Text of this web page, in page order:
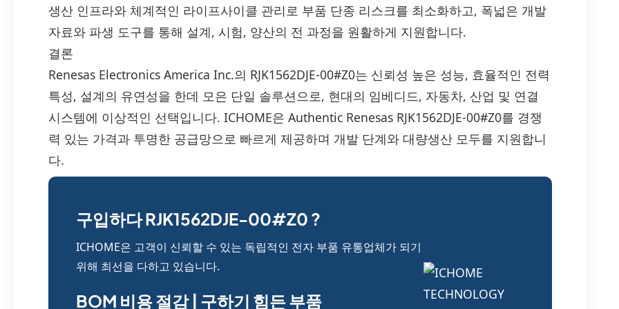
생산 인프라와 체계적인 라이프사이클 관리로 부품 단종 리스크를 최소화하고, 폭넓은 개발
자료와 파생 도구를 통해 설계, 시험, 양산의 전 과정을 원활하게 지원합니다.
결론
Renesas Electronics America Inc.의 RJK1562DJE-00#Z0는 신뢰성 높은 성능, 효율적인 전력
특성, 설계의 유연성을 한데 모은 단일 솔루션으로, 현대의 임베디드, 자동차, 산업 및 연결
시스템에 이상적인 선택입니다. ICHOME은 Authentic Renesas RJK1562DJE-00#Z0를 경쟁
력 있는 가격과 투명한 공급망으로 빠르게 제공하며 개발 단계와 대량생산 모두를 지원합니
다.
구입하다 RJK1562DJE-00#Z0 ?
ICHOME은 고객이 신뢰할 수 있는 독립적인 전자 부품 유통업체가 되기
위해 최선을 다하고 있습니다.
BOM 비용 절감 | 구하기 힘든 부품